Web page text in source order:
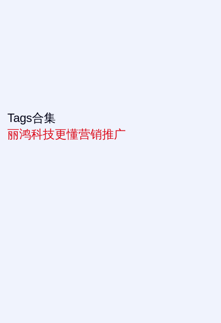
Tags合集
丽鸿科技更懂营销推广